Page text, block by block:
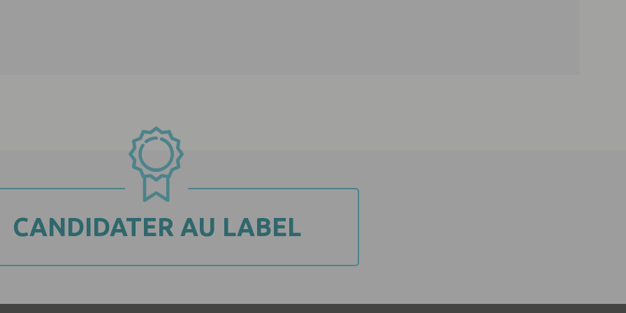
CANDIDATER AU LABEL